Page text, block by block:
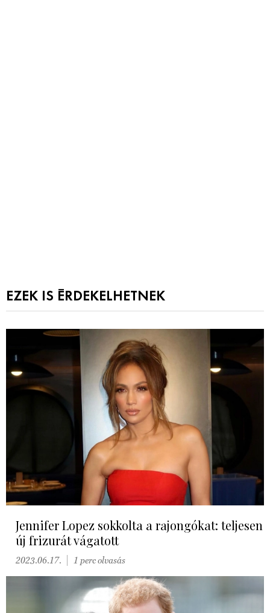
EZEK IS ÉRDEKELHETNEK
Jennifer Lopez sokkolta a rajongókat: teljesen
új frizurát vágatott
2023.06.17. 1 perc olvasás